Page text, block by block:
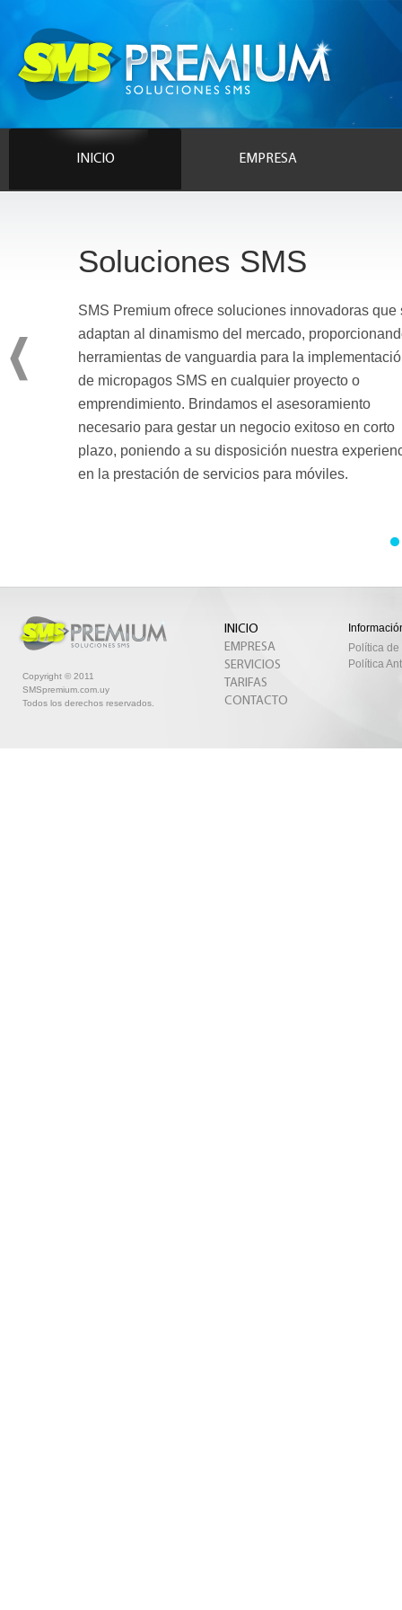
INICIO EMPRESA
Soluciones SMS
SMS Premium ofrece soluciones innovadoras que
adaptan al dinamismo del mercado,
herramientas de vanguardia para la
de micropagos SMS en cualquier proyecto o
emprendimiento. Brindamos el asesoramiento
necesario para gestar un negocio exitoso en corto
plazo, poniendo a su disposición nuestra
en la prestación de servicios para móviles.
Copyright © 2011
SMSpremium.com.uy
Todos los derechos reservados.
INICIO
EMPRESA
SERVICIOS
TARIFAS
CONTACTO
Política
Política